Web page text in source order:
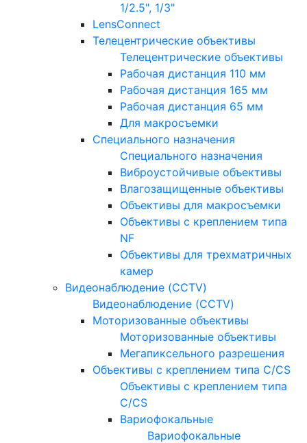
1/2.5", 1/3"
LensConnect
Телецентрические объективы
Телецентрические объективы
Рабочая дистанция 110 мм
Рабочая дистанция 165 мм
Рабочая дистанция 65 мм
Для макросъемки
Специального назначения
Специального назначения
Виброустойчивые объективы
Влагозащищенные объективы
Объективы для макросъемки
Объективы с креплением типа
NF
Объективы для трехматричных
камер
Видеонаблюдение (CCTV)
Видеонаблюдение (CCTV)
Моторизованные объективы
Моторизованные объективы
Мегапиксельного разрешения
Объективы с креплением типа C/CS
Объективы с креплением типа
C/CS
Вариофокальные
Вариофокальные